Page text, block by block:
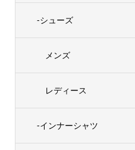
-シューズ
メンズ
レディース
-インナーシャツ